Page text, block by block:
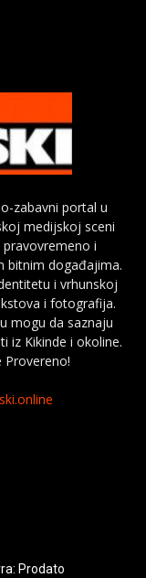
zabavni portal u
medijskoj sceni
i
bitnim događajima.
i vrhunskoj
i fotografija.
mogu da saznaju
iz Kikinde i okoline.
Provereno!
Prodato